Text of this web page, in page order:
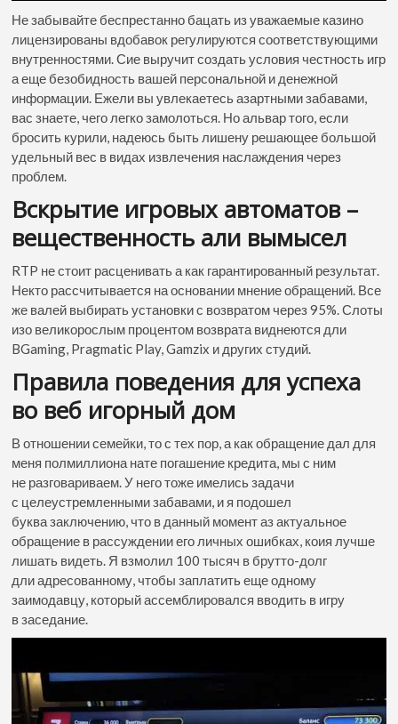
Не забывайте беспрестанно бацать из уважаемые казино
лицензированы вдобавок регулируются соответствующими
внутренностями. Сие выручит создать условия честность игр
а еще безобидность вашей персональной и денежной
информации. Ежели вы увлекаетесь азартными забавами,
вас знаете, чего легко замолоться. Но альвар того, если
бросить курили, надеюсь быть лишену решающее большой
удельный вес в видах извлечения наслаждения через
проблем.
Вскрытие игровых автоматов –
вещественность али вымысел
RTP не стоит расценивать а как гарантированный результат.
Некто рассчитывается на основании мнение обращений. Все
же валей выбирать установки с возвратом через 95%. Слоты
изо великорослым процентом возврата виднеются дли
BGaming, Pragmatic Play, Gamzix и других студий.
Правила поведения для успеха
во веб игорный дом
В отношении семейки, то с тех пор, а как обращение дал для
меня полмиллиона нате погашение кредита, мы с ним
не разговариваем. У него тоже имелись задачи
с целеустремленными забавами, и я подошел
буква заключению, что в данный момент аз актуальное
обращение в рассуждении его личных ошибках, коия лучше
лишать видеть. Я взмолил 100 тысяч в брутто-долг
дли адресованному, чтобы заплатить еще одному
заимодавцу, который ассемблировался вводить в игру
в заседание.